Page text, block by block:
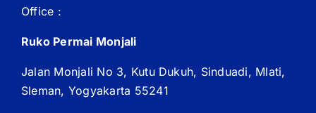
Office :
Ruko Permai Monjali
Jalan Monjali No 3, Kutu Dukuh, Sinduadi, Mlati,
Sleman, Yogyakarta 55241